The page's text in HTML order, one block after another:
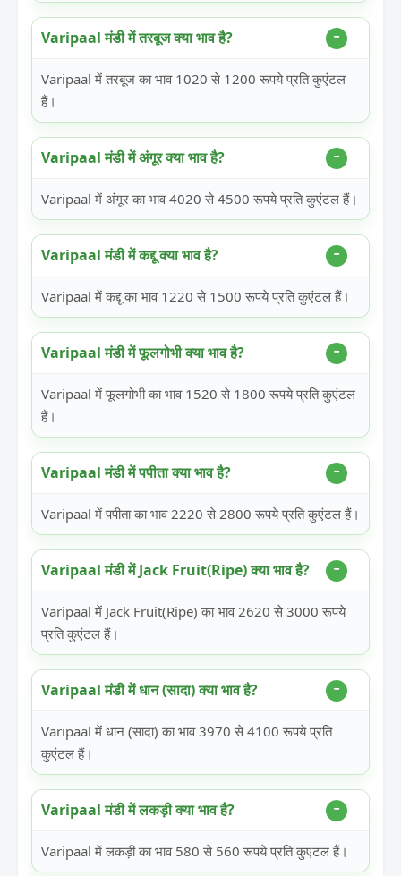
Varipaal मंडी में तरबूज क्या भाव है?
Varipaal में तरबूज का भाव 1020 से 1200 रूपये प्रति कुएंटल
हैं।
Varipaal मंडी में अंगूर क्या भाव है?
Varipaal में अंगूर का भाव 4020 से 4500 रूपये प्रति कुएंटल हैं।
Varipaal मंडी में कद्दू क्या भाव है?
Varipaal में कद्दू का भाव 1220 से 1500 रूपये प्रति कुएंटल हैं।
Varipaal मंडी में फूलगोभी क्या भाव है?
Varipaal में फूलगोभी का भाव 1520 से 1800 रूपये प्रति कुएंटल
हैं।
Varipaal मंडी में पपीता क्या भाव है?
Varipaal में पपीता का भाव 2220 से 2800 रूपये प्रति कुएंटल हैं।
Varipaal मंडी में Jack Fruit(Ripe) क्या भाव है?
Varipaal में Jack Fruit(Ripe) का भाव 2620 से 3000 रूपये
प्रति कुएंटल हैं।
Varipaal मंडी में धान (सादा) क्या भाव है?
Varipaal में धान (सादा) का भाव 3970 से 4100 रूपये प्रति
कुएंटल हैं।
Varipaal मंडी में लकड़ी क्या भाव है?
Varipaal में लकड़ी का भाव 580 से 560 रूपये प्रति कुएंटल हैं।